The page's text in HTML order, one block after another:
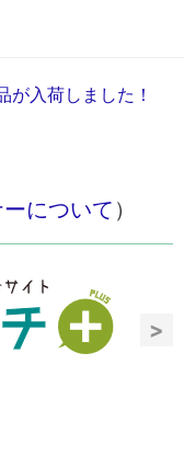
が入荷しました！
について ）